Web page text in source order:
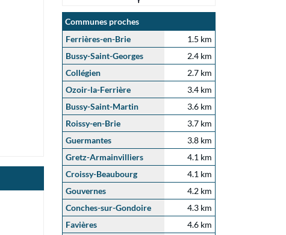
Communes proches
Ferrières-en-Brie
1.5 km
Bussy-Saint-Georges
2.4 km
Collégien
2.7 km
Ozoir-la-Ferrière
3.4 km
Bussy-Saint-Martin
3.6 km
Roissy-en-Brie
3.7 km
Guermantes
3.8 km
Gretz-Armainvilliers
4.1 km
Croissy-Beaubourg
4.1 km
Gouvernes
4.2 km
Conches-sur-Gondoire
4.3 km
Favières
4.6 km